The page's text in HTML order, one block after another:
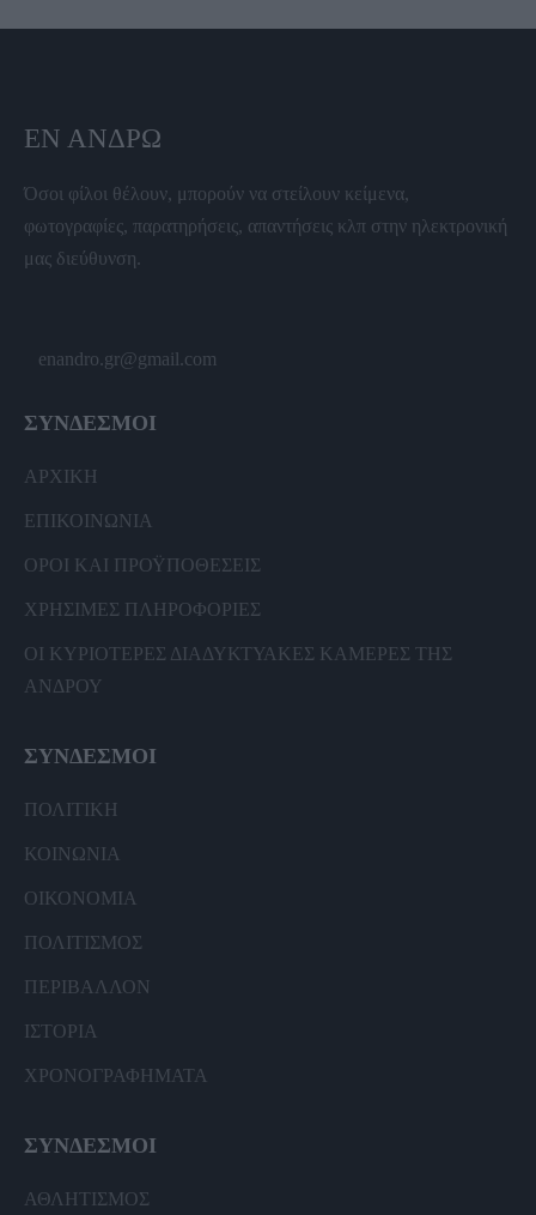
ΕΝ ΆΝΔΡΩ
Όσοι φίλοι θέλουν, μπορούν να στείλουν κείμενα,
φωτογραφίες, παρατηρήσεις, απαντήσεις κλπ στην ηλεκτρονική
μας διεύθυνση.
enandro.gr@gmail.com
ΣΥΝΔΕΣΜΟΙ
ΑΡΧΙΚΗ
ΕΠΙΚΟΙΝΩΝΙΑ
ΟΡΟΙ ΚΑΙ ΠΡΟΫΠΟΘΕΣΕΙΣ
ΧΡΗΣΙΜΕΣ ΠΛΗΡΟΦΟΡΙΕΣ
ΟΙ ΚΥΡΙΟΤΕΡΕΣ ΔΙΑΔΥΚΤΥΑΚΕΣ ΚΑΜΕΡΕΣ ΤΗΣ
ΑΝΔΡΟΥ
ΣΥΝΔΕΣΜΟΙ
ΠΟΛΙΤΙΚΗ
ΚΟΙΝΩΝΙΑ
ΟΙΚΟΝΟΜΙΑ
ΠΟΛΙΤΙΣΜΟΣ
ΠΕΡΙΒΑΛΛΟΝ
ΙΣΤΟΡΙΑ
ΧΡΟΝΟΓΡΑΦΗΜΑΤΑ
ΣΥΝΔΕΣΜΟΙ
ΑΘΛΗΤΙΣΜΟΣ